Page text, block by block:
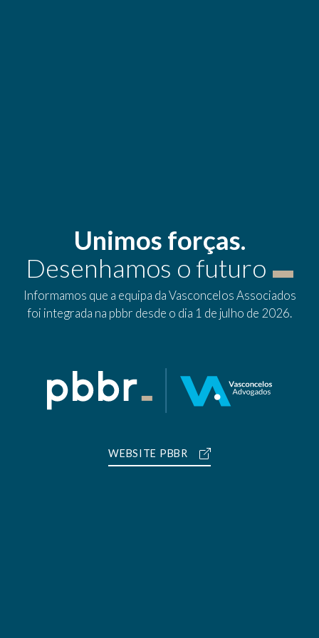
Unimos forças.
Desenhamos o futuro
Informamos que a equipa da Vasconcelos Associados
foi integrada na pbbr desde o dia 1 de julho de 2026.
WEBSITE PBBR